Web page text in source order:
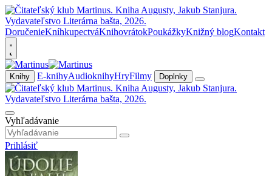
DoručenieKníhkupectváKnihovrátokPoukážkyKnižný blogKontakt
Knihy E-knihyAudioknihyHryFilmy Doplnky
Vyhľadávanie
Prihlásiť